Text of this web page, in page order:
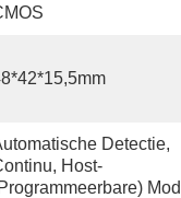
Detectie,
Host-